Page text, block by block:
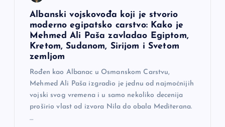
Albanski vojskovođa koji je stvorio
moderno egipatsko carstvo: Kako je
Mehmed Ali Paša zavladao Egiptom,
Kretom, Sudanom, Sirijom i Svetom
zemljom
Rođen kao Albanac u Osmanskom Carstvu,
Mehmed Ali Paša izgradio je jednu od najmoćnijih
vojski svog vremena i u samo nekoliko decenija
proširio vlast od izvora Nila do obala Mediterana.
…